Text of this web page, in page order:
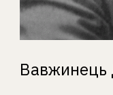
Вавжинець